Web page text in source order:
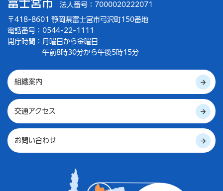
富士宮市 法人番号：7000020222071
〒418-8601 静岡県富士宮市弓沢町150番地
電話番号：0544-22-1111
開庁時間： 月曜日から金曜日
午前8時30分から午後5時15分
組織案内
交通アクセス
お問い合わせ